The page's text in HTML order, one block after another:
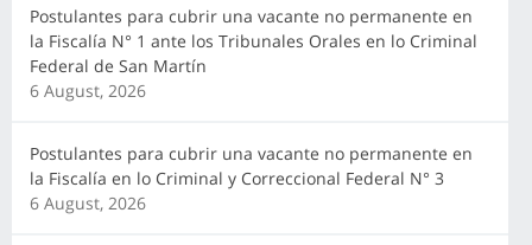
Postulantes para cubrir una vacante no permanente en
la Fiscalía N° 1 ante los Tribunales Orales en lo Criminal
Federal de San Martín
6 August, 2026
Postulantes para cubrir una vacante no permanente en
la Fiscalía en lo Criminal y Correccional Federal N° 3
6 August, 2026